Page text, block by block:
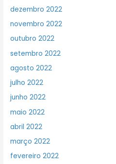
dezembro 2022
novembro 2022
outubro 2022
setembro 2022
agosto 2022
julho 2022
junho 2022
maio 2022
abril 2022
março 2022
fevereiro 2022